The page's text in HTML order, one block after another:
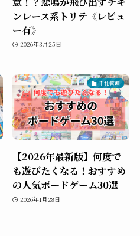
ンレース系トリテ《レビュ
ー有》
2026年3月25日
手札管理
【2026年最新版】何度で
も遊びたくなる！おすすめ
の人気ボードゲーム30選
2026年1月28日